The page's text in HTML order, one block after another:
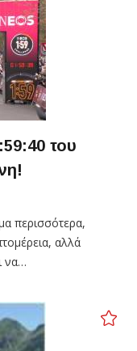
του
περισσότερα,
αλλά
να…